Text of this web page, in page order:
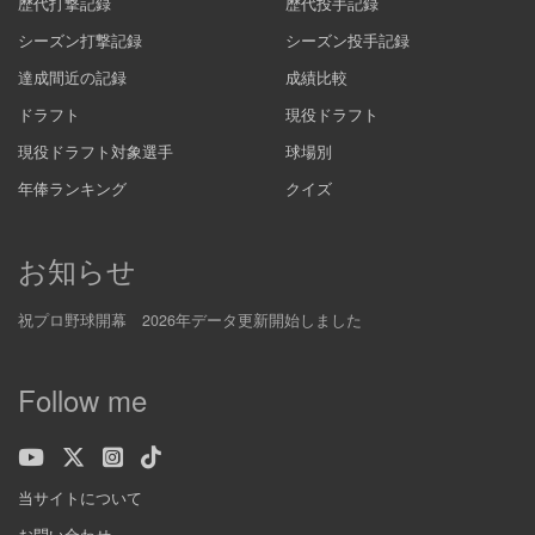
シーズン打撃記録
シーズン投手記録
達成間近の記録
成績比較
ドラフト
現役ドラフト
現役ドラフト対象選手
球場別
年俸ランキング
クイズ
お知らせ
祝プロ野球開幕 2026年データ更新開始しました
Follow me
当サイトについて